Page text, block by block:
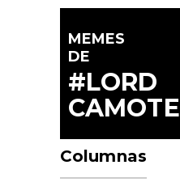
MEMES
DE
#LORD
CAMOTE
Columnas